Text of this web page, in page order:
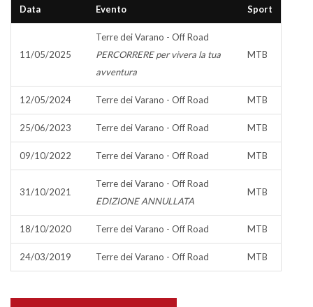
Data Evento Sport
11/05/2025
Terre dei Varano - Off Road
PERCORRERE per vivera la tua
avventura
MTB
12/05/2024 Terre dei Varano - Off Road MTB
25/06/2023 Terre dei Varano - Off Road MTB
09/10/2022 Terre dei Varano - Off Road MTB
31/10/2021
Terre dei Varano - Off Road
EDIZIONE ANNULLATA
MTB
18/10/2020 Terre dei Varano - Off Road MTB
24/03/2019 Terre dei Varano - Off Road MTB